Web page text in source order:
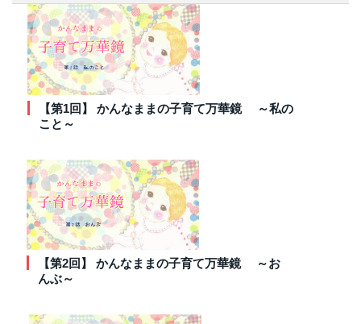
【第1回】 かんなままの子育て万華鏡 ～私の
こと～
【第2回】 かんなままの子育て万華鏡 ～お
んぶ～